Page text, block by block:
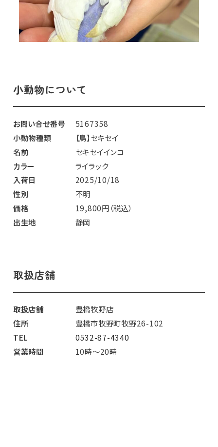
小動物について
お問い合せ番号
5167358
小動物種類
【鳥】セキセイ
名前
セキセイインコ
カラー
ライラック
入荷日
2025/10/18
性別
不明
価格
19,800円（税込）
出生地
静岡
取扱店舗
取扱店舗
豊橋牧野店
住所
豊橋市牧野町牧野26-102
TEL
0532-87-4340
営業時間
10時～20時